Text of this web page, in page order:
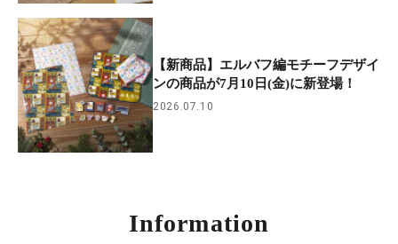
【新商品】エルバフ編モチーフデザイ
ンの商品が7月10日(金)に新登場！
2026.07.10
Information